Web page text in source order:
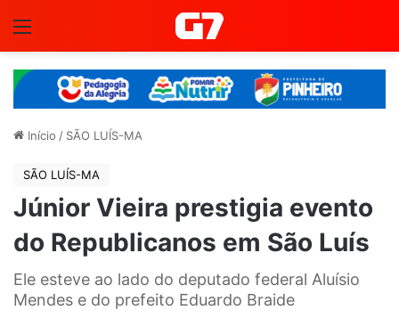
Início / SÃO LUÍS-MA
SÃO LUÍS-MA
Júnior Vieira prestigia evento
do Republicanos em São Luís
Ele esteve ao lado do deputado federal Aluísio
Mendes e do prefeito Eduardo Braide